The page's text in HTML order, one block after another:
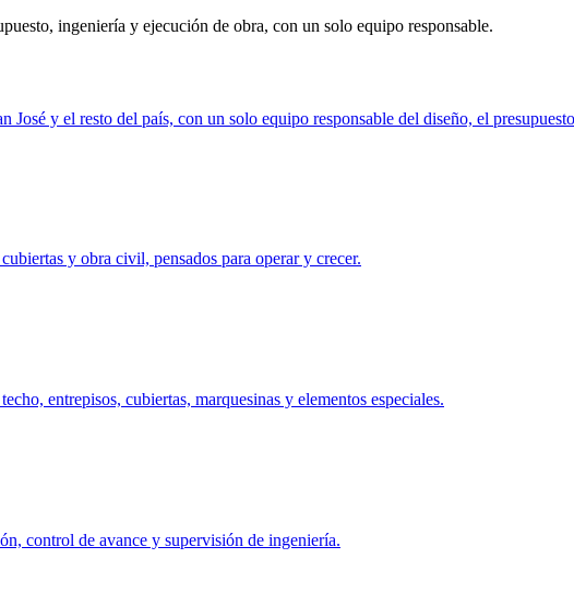
ingeniería y ejecución de obra, con un solo equipo responsable.
y el resto del país, con un solo equipo responsable del diseño, el
y obra civil, pensados para operar y crecer.
entrepisos, cubiertas, marquesinas y elementos especiales.
control de avance y supervisión de ingeniería.